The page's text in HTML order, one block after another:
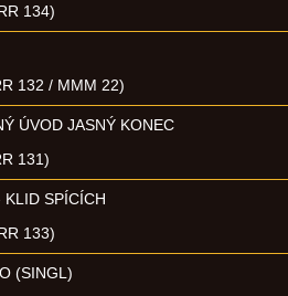
134)
132 / MMM 22)
ÚVOD JASNÝ KONEC
131)
SPÍCÍCH
133)
(SINGL)